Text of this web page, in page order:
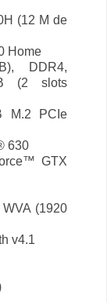
(12 M de
Home
DDR4,
(2 slots
M.2 PCIe
630
GTX
(1920
v4.1